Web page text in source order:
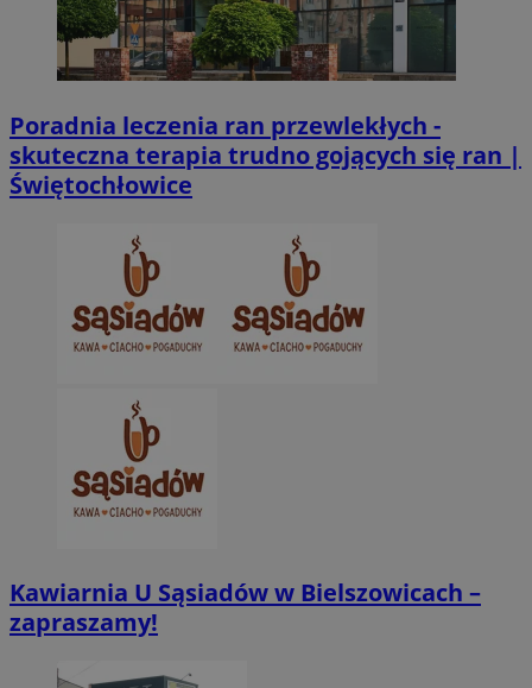
Poradnia leczenia ran przewlekłych -
skuteczna terapia trudno gojących się ran |
Świętochłowice
Kawiarnia U Sąsiadów w Bielszowicach –
zapraszamy!
Niezbędne Wydajność Targetowanie
Niezbędne pliki cookie umożliwiają korzystanie z podstawowych
można prawidłowo korzystać ze strony internetowej.
Nazwa
SessID
zabrze.com.pl
MvSessID